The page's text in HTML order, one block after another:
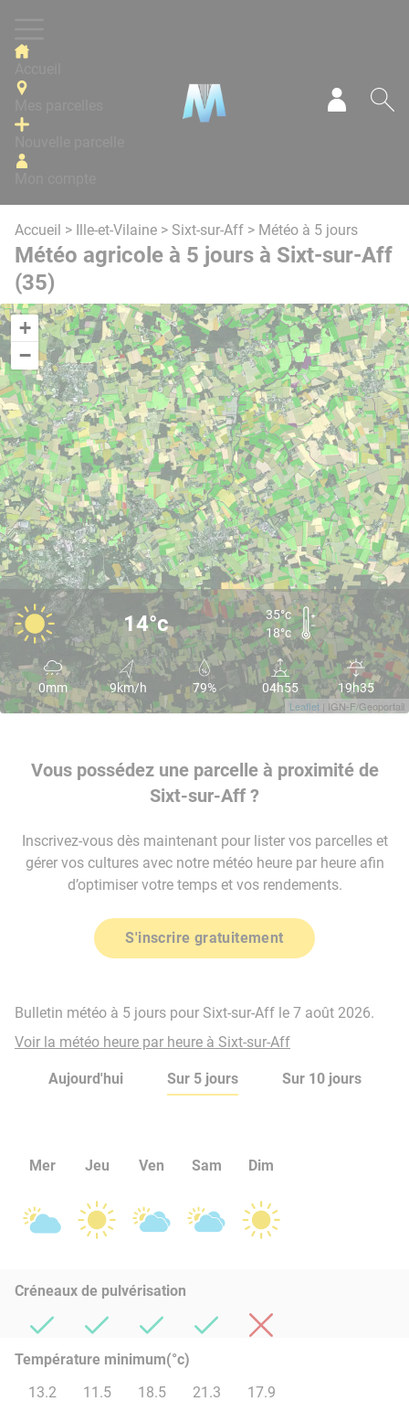
Accueil > Ille-et-Vilaine > Sixt-sur-Aff > Météo à 5 jours
Météo agricole à 5 jours à Sixt-sur-Aff
(35)
+
−
Leaflet | IGN-F/Geoportail
14°c
35°c
18°c
0mm 9km/h 79% 04h55 19h35
Vous possédez une parcelle à proximité de
Sixt-sur-Aff ?
Inscrivez-vous dès maintenant pour lister vos parcelles et
gérer vos cultures avec notre météo heure par heure afin
d’optimiser votre temps et vos rendements.
S'inscrire gratuitement
Bulletin météo à 5 jours pour Sixt-sur-Aff le 7 août 2026.
Voir la météo heure par heure à Sixt-sur-Aff
Aujourd'hui Sur 5 jours Sur 10 jours
Mer Jeu Ven Sam Dim
Créneaux de pulvérisation
Température minimum(°c)
13.2
11.5 18.5 21.3 17.9